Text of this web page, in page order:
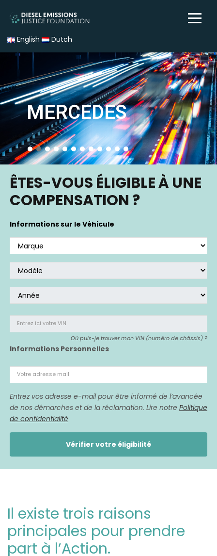
English Dutch
MERCEDES
ÊTES-VOUS ÉLIGIBLE À UNE
COMPENSATION ?
Informations sur le Véhicule
Entrez ici votre VIN
Où puis-je trouver mon VIN (numéro de châssis) ?
Informations Personnelles
Votre adresse mail
Entrez vos adresse e-mail pour être informé de l’avancée
de nos démarches et de la réclamation. Lire notre Politique
de confidentialité
Vérifier votre éligibilité
Si vous avez acheté un véhicule affecté,
Il existe trois raisons
principales pour prendre
part à l’Action.